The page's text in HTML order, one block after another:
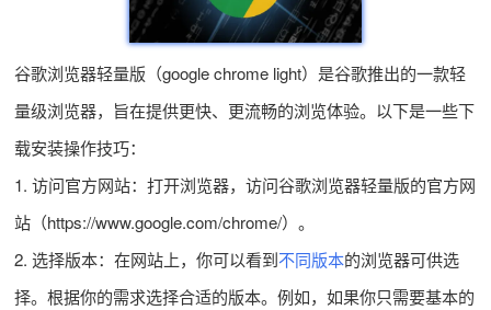
谷歌浏览器轻量版（google chrome light）是谷歌推出的一款轻
量级浏览器，旨在提供更快、更流畅的浏览体验。以下是一些下
载安装操作技巧：
1. 访问官方网站：打开浏览器，访问谷歌浏览器轻量版的官方网
站（https://www.google.com/chrome/）。
2. 选择版本：在网站上，你可以看到不同版本的浏览器可供选
择。根据你的需求选择合适的版本。例如，如果你只需要基本的